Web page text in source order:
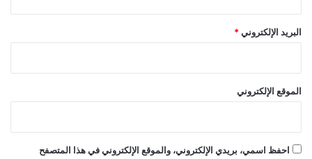
البريد الإلكتروني *
الموقع الإلكتروني
احفظ اسمي، بريدي الإلكتروني، والموقع الإلكتروني في هذا المتصفح